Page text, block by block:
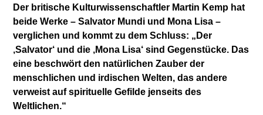
Der britische Kulturwissenschaftler Martin Kemp hat
beide Werke – Salvator Mundi und Mona Lisa –
verglichen und kommt zu dem Schluss: „Der
‚Salvator‘ und die ‚Mona Lisa‘ sind Gegenstücke. Das
eine beschwört den natürlichen Zauber der
menschlichen und irdischen Welten, das andere
verweist auf spirituelle Gefilde jenseits des
Weltlichen.“